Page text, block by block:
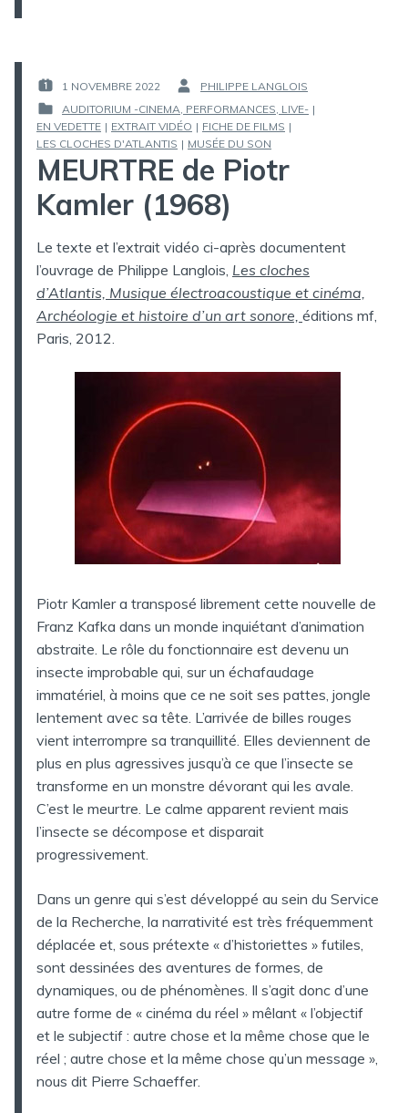
PUBLIÉ
1 NOVEMBRE 2022
PAR :
PHILIPPE LANGLOIS
PUBLIÉ
DANS
AUDITORIUM -CINEMA, PERFORMANCES, LIVE- |
EN VEDETTE | EXTRAIT VIDÉO | FICHE DE FILMS |
LES CLOCHES D'ATLANTIS | MUSÉE DU SON
MEURTRE de Piotr
Kamler (1968)
Le texte et l’extrait vidéo ci-après documentent
l’ouvrage de Philippe Langlois, Les cloches
d’Atlantis, Musique électroacoustique et cinéma,
Archéologie et histoire d’un art sonore, éditions mf,
Paris, 2012.
Piotr Kamler a transposé librement cette nouvelle de
Franz Kafka dans un monde inquiétant d’animation
abstraite. Le rôle du fonctionnaire est devenu un
insecte improbable qui, sur un échafaudage
immatériel, à moins que ce ne soit ses pattes, jongle
lentement avec sa tête. L’arrivée de billes rouges
vient interrompre sa tranquillité. Elles deviennent de
plus en plus agressives jusqu’à ce que l’insecte se
transforme en un monstre dévorant qui les avale.
C’est le meurtre. Le calme apparent revient mais
l’insecte se décompose et disparait
progressivement.
Dans un genre qui s’est développé au sein du Service
de la Recherche, la narrativité est très fréquemment
déplacée et, sous prétexte « d’historiettes » futiles,
sont dessinées des aventures de formes, de
dynamiques, ou de phénomènes. Il s’agit donc d’une
autre forme de « cinéma du réel » mêlant « l’objectif
et le subjectif : autre chose et la même chose que le
réel ; autre chose et la même chose qu’un message »,
nous dit Pierre Schaeffer.